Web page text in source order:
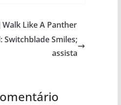
Like A Panther
Switchblade Smiles;
assista